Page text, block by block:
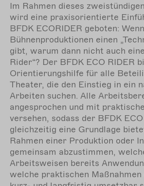
Im Rahmen dieses
wird eine praxisorientierte
BFDK ECORIDER geboten:
Bühnenproduktionen einen
gibt, warum dann nicht auch
Rider“? Der BFDK ECO RIDER
Orientierungshilfe für alle
Theater, die den Einstieg in ein
Arbeiten suchen. Alle
angesprochen und mit
versehen, sodass der BFDK
gleichzeitig eine Grundlage
Rahmen einer Produktion oder
gemeinsam abzustimmen,
Arbeitsweisen bereits
welche praktischen